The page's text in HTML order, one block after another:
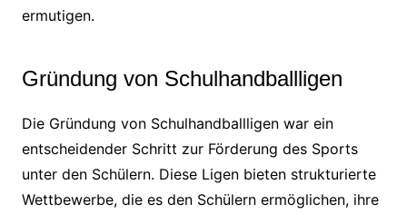
ermutigen.
Gründung von Schulhandballligen
Die Gründung von Schulhandballligen war ein
entscheidender Schritt zur Förderung des Sports
unter den Schülern. Diese Ligen bieten strukturierte
Wettbewerbe, die es den Schülern ermöglichen, ihre